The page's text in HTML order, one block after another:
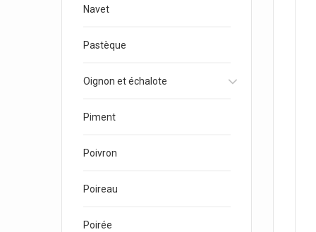
Navet
Pastèque
Oignon et échalote
Piment
Poivron
Poireau
Poirée